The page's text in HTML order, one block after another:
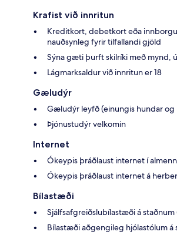
Krafist við innritun
Kreditkort, debetkort eða
nauðsynleg fyrir tilfallandi gjöld
Sýna gæti þurft skilríki með mynd,
Lágmarksaldur við innritun er 18
Gæludýr
Gæludýr leyfð (einungis hundar og
Þjónustudýr velkomin
Internet
Ókeypis þráðlaust internet í
Ókeypis þráðlaust internet á
Bílastæði
Sjálfsafgreiðslubílastæði á staðnum
Bílastæði aðgengileg hjólastólum á